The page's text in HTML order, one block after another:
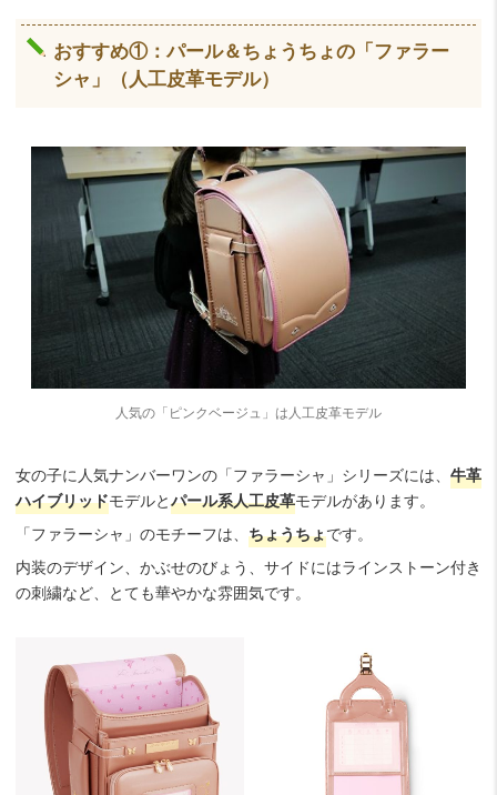
おすすめ①：パール＆ちょうちょの「ファラー
シャ」（人工皮革モデル）
人気の「ピンクベージュ」は人工皮革モデル
女の子に人気ナンバーワンの「ファラーシャ」シリーズには、 牛革
ハイブリッドモデルとパール系人工皮革モデルがあります。
「ファラーシャ」のモチーフは、 ちょうちょです。
内装のデザイン、かぶせのびょう、サイドにはラインストーン付き
の刺繍など、とても華やかな雰囲気です。